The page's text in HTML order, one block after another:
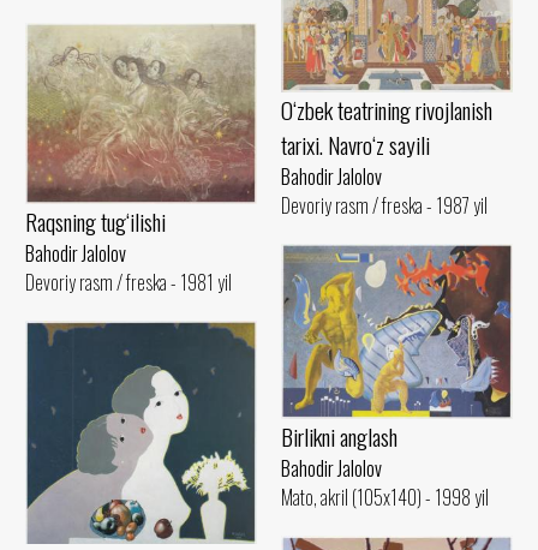
O‘zbek teatrining rivojlanish
tarixi. Navro‘z sayili
Bahodir Jalolov
Devoriy rasm / freska - 1987 yil
Raqsning tug‘ilishi
Bahodir Jalolov
Devoriy rasm / freska - 1981 yil
Birlikni anglash
Bahodir Jalolov
Mato, akril (105x140) - 1998 yil